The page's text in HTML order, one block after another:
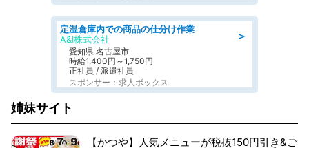
＞
定温倉庫内での商品の仕分け作業
A&I株式会社
愛知県 名古屋市
時給1,400円～1,750円
正社員 / 派遣社員
スポンサー：求人ボックス
姉妹サイト
【かつや】人気メニューが税抜150円引き&ご